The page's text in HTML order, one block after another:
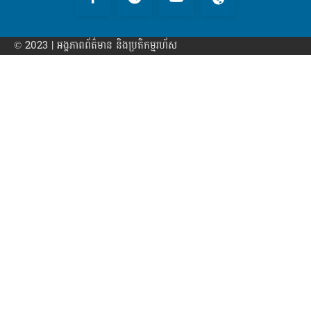
© 2023 | អង្គភាព​ព័ត៌មាន​ និងប្រតិកម្មរហ័ស